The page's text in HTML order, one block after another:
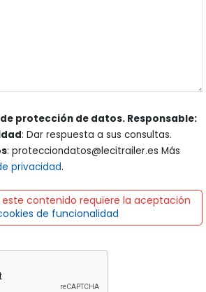
: Dar respuesta a sus consultas.
: protecciondatos@lecitrailer.es Más
privacidad.
este contenido requiere la aceptación
de funcionalidad